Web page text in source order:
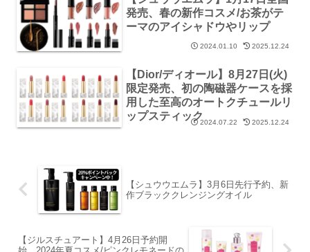
発売、春の新作コスメ/お茶がテ
ーマのアイシャドウやリップ
2024.01.10 2025.12.24
【Dior/ディオール】8月27日(火)
限定発売、初の陶磁器ケースを採
用した至高のオートクチュールリ
ップスティック2024.07.22 2025.12.24
【シュウウエムラ】3月6日先行予約、新
作ブラッククレンジングオイル
【ジルスチュアート】4月26日予約開